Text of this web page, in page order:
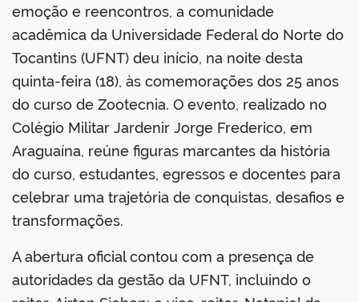
emoção e reencontros, a comunidade
acadêmica da Universidade Federal do Norte do
Tocantins (UFNT) deu início, na noite desta
quinta-feira (18), às comemorações dos 25 anos
do curso de Zootecnia. O evento, realizado no
Colégio Militar Jardenir Jorge Frederico, em
Araguaína, reúne figuras marcantes da história
do curso, estudantes, egressos e docentes para
celebrar uma trajetória de conquistas, desafios e
transformações.
A abertura oficial contou com a presença de
autoridades da gestão da UFNT, incluindo o